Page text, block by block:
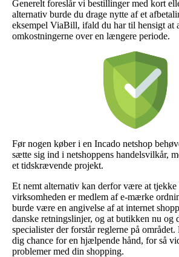
Generelt foreslår vi bestillinger med kort
alternativ burde du drage nytte af et
eksempel ViaBill, ifald du har til hensigt at
omkostningerne over en længere periode.
Før nogen køber i en Incado netshop
sætte sig ind i netshoppens handelsvilkår,
et tidskrævende projekt.
Et nemt alternativ kan derfor være at
virksomheden er medlem af e-mærke
burde være en angivelse af at internet
danske retningslinjer, og at butikken nu og
specialister der forstår reglerne på
dig chance for en hjælpende hånd, for så
problemer med din shopping.